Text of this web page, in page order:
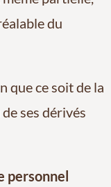
du
que ce soit de la
ses dérivés
personnel